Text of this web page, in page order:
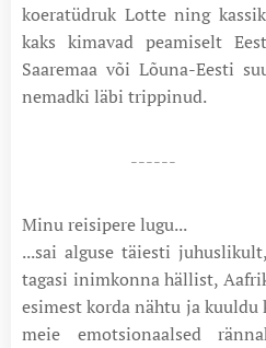
koeratüdruk Lotte ning
kaks kimavad peamiselt
Saaremaa või Lõuna-Eesti
nemadki läbi trippinud.
------
Minu reisipere lugu...
...sai alguse täiesti
tagasi inimkonna hällist,
esimest korda nähtu ja kuuldu
meie emotsionaalsed